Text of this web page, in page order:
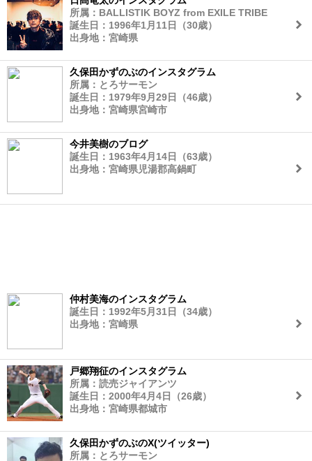
所属：BALLISTIK BOYZ from EXILE TRIBE
誕生日：1996年1月11日（30歳）
出身地：宮崎県
久保田かずのぶのインスタグラム
所属：とろサーモン
誕生日：1979年9月29日（46歳）
出身地：宮崎県宮崎市
今井美樹のブログ
誕生日：1963年4月14日（63歳）
出身地：宮崎県児湯郡高鍋町
仲村美海のインスタグラム
誕生日：1992年5月31日（34歳）
出身地：宮崎県
戸郷翔征のインスタグラム
所属：読売ジャイアンツ
誕生日：2000年4月4日（26歳）
出身地：宮崎県都城市
久保田かずのぶのX(ツイッター)
所属：とろサーモン